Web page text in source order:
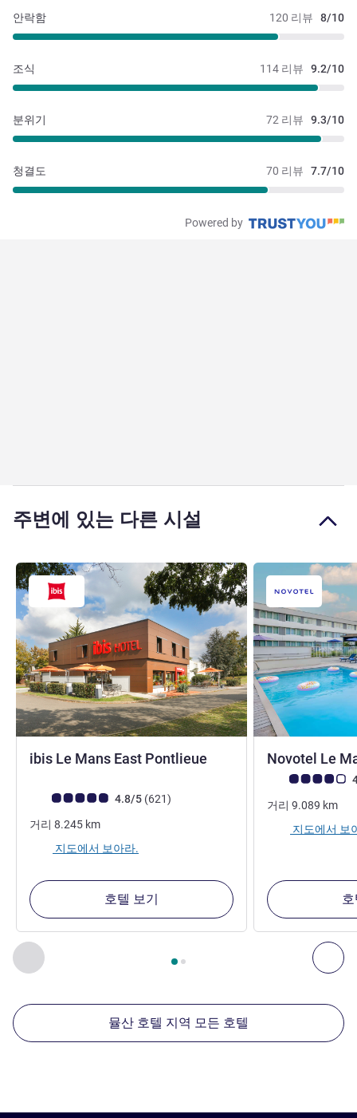
120 리뷰 8/10
안락함
114 리뷰 9.2/10
조식
72 리뷰 9.3/10
분위기
70 리뷰 7.7/10
청결도
Powered by
주변에 있는 다른 시설
이전 - 주변에 있는 다른 시설 다
2/ 페이지 , 주변에 있는 다른 시설 1 :, 주변에 있는 다른 시
ibis Le Mans East Pontlieue
고객 평점 (ALL 평가)
4.8/5 (621리뷰
)
거리 8.245 km
지도에서 보아라.
호텔 보기
Novotel Le
고객 평점 (ALL 평
거리 9.089 km
지도에서 보
뮬산 호텔 지역 모든 호텔